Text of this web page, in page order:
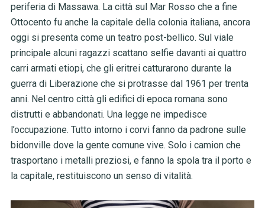
periferia di Massawa. La città sul Mar Rosso che a fine
Ottocento fu anche la capitale della colonia italiana, ancora
oggi si presenta come un teatro post-bellico. Sul viale
principale alcuni ragazzi scattano selfie davanti ai quattro
carri armati etiopi, che gli eritrei catturarono durante la
guerra di Liberazione che si protrasse dal 1961 per trenta
anni. Nel centro città gli edifici di epoca romana sono
distrutti e abbandonati. Una legge ne impedisce
l’occupazione. Tutto intorno i corvi fanno da padrone sulle
bidonville dove la gente comune vive. Solo i camion che
trasportano i metalli preziosi, e fanno la spola tra il porto e
la capitale, restituiscono un senso di vitalità.